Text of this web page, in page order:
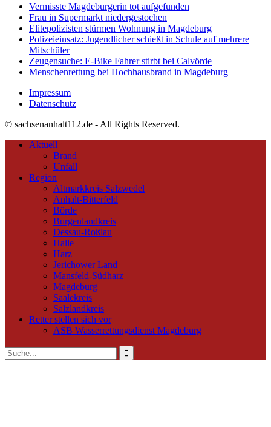
Vermisste Magdeburgerin tot aufgefunden
Frau in Supermarkt niedergestochen
Elitepolizisten stürmen Wohnung in Magdeburg
Polizeieinsatz: Jugendlicher schießt in Schule auf mehrere
Mitschüler
Zeugensuche: E-Bike Fahrer stirbt bei Calvörde
Menschenrettung bei Hochhausbrand in Magdeburg
Impressum
Datenschutz
© sachsenanhalt112.de - All Rights Reserved.
Aktuell
Brand
Unfall
Region
Altmarkkreis Salzwedel
Anhalt-Bitterfeld
Börde
Burgenlandkreis
Dessau-Roßlau
Halle
Harz
Jerichower Land
Mansfeld-Südharz
Magdeburg
Saalekreis
Salzlandkreis
Retter stellen sich vor
ASB Wasserrettungsdienst Magdeburg